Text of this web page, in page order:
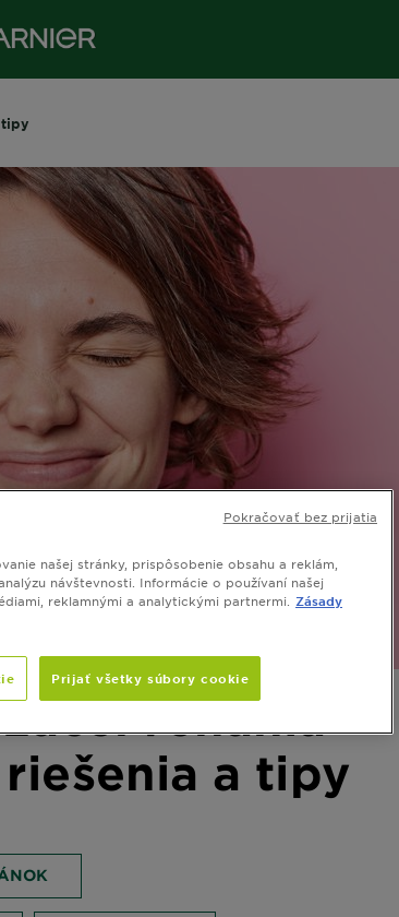
tipy
a tipy
našej stránky, prispôsobenie obsahu a reklám,
návštevnosti. Informácie o používaní našej
reklamnými a analytickými partnermi.
Zásady
Prijať všetky súbory cookie
Pokračovať bez prijatia